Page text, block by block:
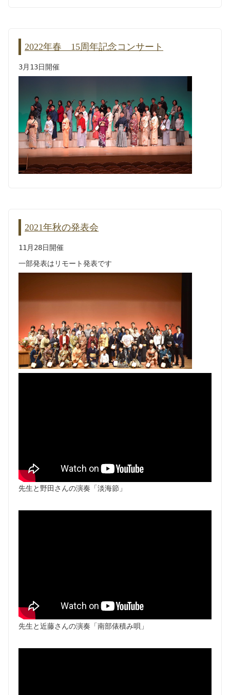
2022年春 15周年記念コンサート
3月13日開催
2021年秋の発表会
11月28日開催
一部発表はリモート発表です
先生と野田さんの演奏「淡海節」
先生と近藤さんの演奏「南部俵積み唄」